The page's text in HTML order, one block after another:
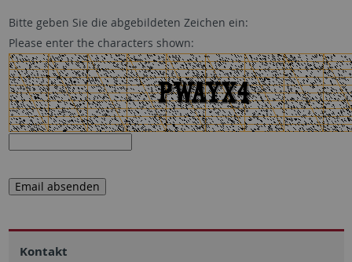
Bitte geben Sie die abgebildeten Zeichen ein:
Please enter the characters shown:
Kontakt